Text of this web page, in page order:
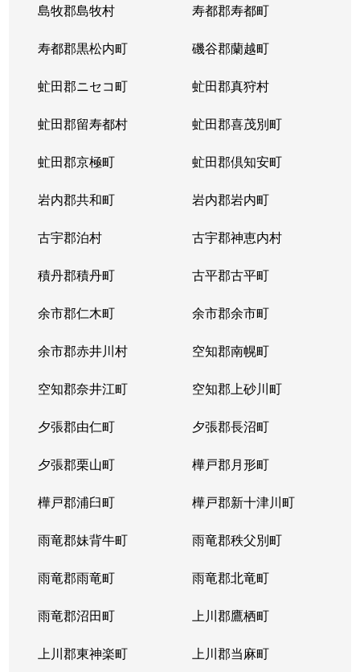
島牧郡島牧村 寿都郡寿都町
寿都郡黒松内町 磯谷郡蘭越町
虻田郡ニセコ町 虻田郡真狩村
虻田郡留寿都村 虻田郡喜茂別町
虻田郡京極町 虻田郡倶知安町
岩内郡共和町 岩内郡岩内町
古宇郡泊村 古宇郡神恵内村
積丹郡積丹町 古平郡古平町
余市郡仁木町 余市郡余市町
余市郡赤井川村 空知郡南幌町
空知郡奈井江町 空知郡上砂川町
夕張郡由仁町 夕張郡長沼町
夕張郡栗山町 樺戸郡月形町
樺戸郡浦臼町 樺戸郡新十津川町
雨竜郡妹背牛町 雨竜郡秩父別町
雨竜郡雨竜町 雨竜郡北竜町
雨竜郡沼田町 上川郡鷹栖町
上川郡東神楽町 上川郡当麻町